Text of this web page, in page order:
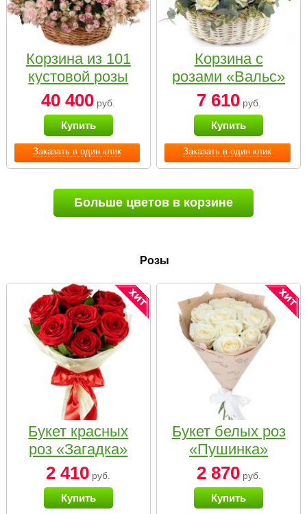
Заказать в один клик
Корзина из 101
кустовой розы
нежных тонов
40 400 руб.
Купить
Заказать в один клик
Корзина с
розами «Вальс»
7 610руб.
Купить
Больше цветов в корзине
Розы
Букет красных
роз «Загадка»
2 410 руб.
Купить
Букет белых роз
«Пушинка»
2 870руб.
Купить